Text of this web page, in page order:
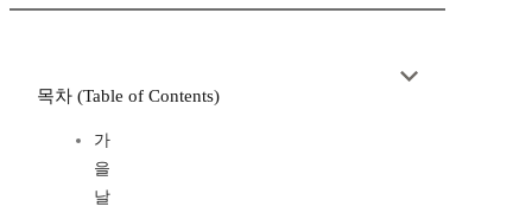
목차 (Table of Contents)
가
을
날